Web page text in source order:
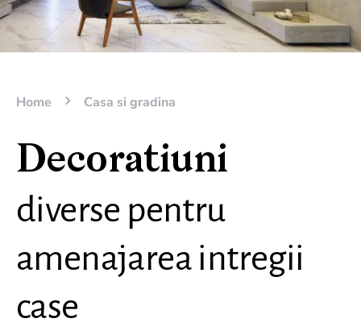
Home Casa si gradina
Decoratiuni
diverse pentru
amenajarea intregii
case